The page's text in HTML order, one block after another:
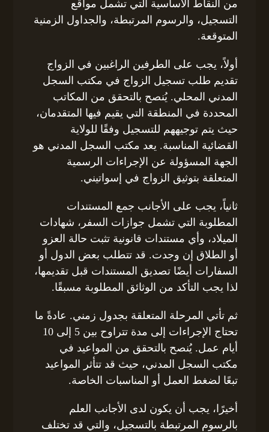
من النقاط الأساسية التي تشمل مواقع
التسجيل، والرسوم المرتبطة، والجداول الزمنية
المتوقعة.
أولاً، يجب على الطرفين الراغبين في الزواج
تقديم طلب تسجيل الزواج في مكتب السجل
المدني المحلي. يُنصح بالتحقق من المكاتب
المحددة في المنطقة التي يقيم فيها المتقدمان،
حيث يتم توجيههم للتسجيل وفقًا للولاية
القضائية المناسبة. يعد مكتب السجل المدني هو
الجهة المسؤولة عن الإجراءات الرسمية
المتعلقة بتوثيق الزواج في إسواتيني.
ثانياً، يجب على الأجانب جمع المستندات
المطلوبة التي تشمل جوازات السفر، شهادات
الميلاد، وأي مستندات قانونية تثبت حالة العزو
أو الطلاق إن وجدت. قد تتطلب بعض الدول أو
السفارات أيضًا تصديق المستندات قبل تقديمها،
لذا يجب التأكد من الوثائق المطلوبة مسبقًا.
ثم تأتي المرحلة المتعلقة بجدول زمني. عادةً ما
تحتاج الإجراءات إلى مدة تتراوح بين 5 إلى 10
أيام عمل. يُنصح بالتحقق من المواعيد في
مكتب السجل المدني، حيث قد تتأثر المواعيد
تبعًا لضغط العمل أو المناسبات الخاصة.
أخيرًا، يجب أن يكون لدى الأجانب العلم
بالرسوم المرتبطة بالتسجيل، والتي قد تختلف